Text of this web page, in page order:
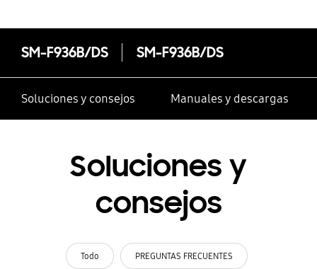
SM-F936B/DS SM-F936B/DS
Soluciones y consejos Manuales y descargas
Soluciones y
consejos
Todo PREGUNTAS FRECUENTES